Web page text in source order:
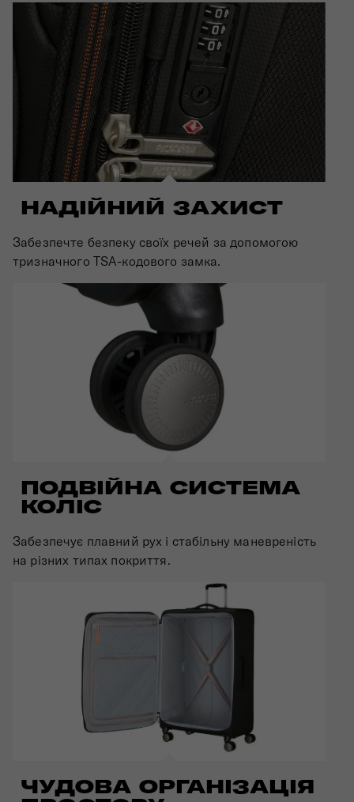
НАДІЙНИЙ ЗАХИСТ
Забезпечте безпеку своїх речей за допомогою
тризначного TSA-кодового замка.
ПОДВІЙНА СИСТЕМА
КОЛІС
Забезпечує плавний рух і стабільну маневреність
на різних типах покриття.
ЧУДОВА ОРГАНІЗАЦІЯ